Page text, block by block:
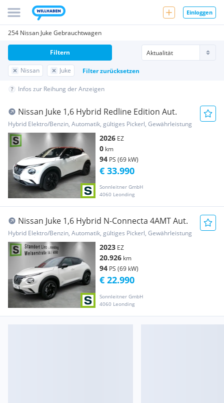
Einloggen
254 Nissan Juke Gebrauchtwagen
Nissan Juke Filter zurücksetzen
Filtern
Infos zur Reihung der Anzeigen
Nissan Juke 1,6 Hybrid Redline Edition Aut.
Hybrid Elektro/Benzin, Automatik, gültiges Pickerl, Gewährleistung
2026 EZ
0 km
94 PS (69 kW)
Sonnleitner GmbH
4060 Leonding
€ 33.990
Nissan Juke 1,6 Hybrid N-Connecta 4AMT Aut.
Hybrid Elektro/Benzin, Automatik, gültiges Pickerl, Gewährleistung
2023 EZ
20.926 km
94 PS (69 kW)
Sonnleitner GmbH
4060 Leonding
€ 22.990